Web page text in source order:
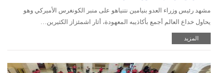
مشهد رئيس وزراء العدو بنيامين نتنياهو على منبر الكونغرس الأميركي وهو
يحاول خداع العالم أجمع بأكاذيبه المعهودة، أثار اشمئزاز الكثيرين…
المزيد